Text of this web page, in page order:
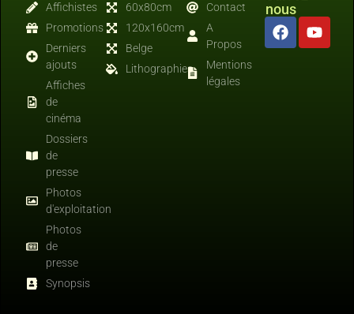
Affichistes
Promotions
Derniers
ajouts
Affiches
de
cinéma
Dossiers
de
presse
Photos
d'exploitation
Photos
de
presse
Synopsis
60x80cm
120x160cm
Belge
Lithographies
Contact
A
Propos
Mentions
légales
nous